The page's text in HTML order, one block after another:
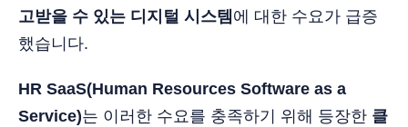
고받을 수 있는 디지털 시스템 에 대한 수요가 급증
했습니다.
HR SaaS(Human Resources Software as a
Service)는 이러한 수요를 충족하기 위해 등장한 클